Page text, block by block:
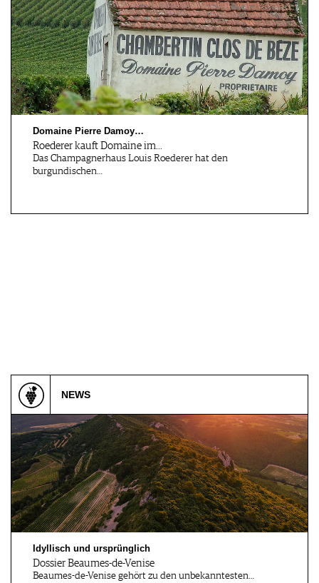
Domaine Pierre Damoy…
Roederer kauft Domaine im…
Das Champagnerhaus Louis Roederer hat den
burgundischen…
NEWS
Idyllisch und ursprünglich
Dossier Beaumes-de-Venise
Beaumes-de-Venise gehört zu den unbekanntesten…